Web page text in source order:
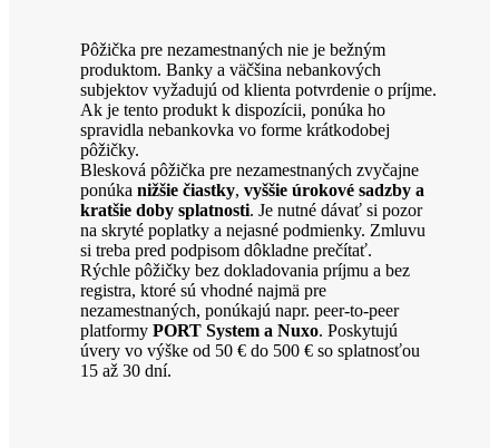
Pôžička pre nezamestnaných nie je bežným
produktom. Banky a väčšina nebankových
subjektov vyžadujú od klienta potvrdenie o príjme.
Ak je tento produkt k dispozícii, ponúka ho
spravidla nebankovka vo forme krátkodobej
pôžičky.
Blesková pôžička pre nezamestnaných zvyčajne
ponúka nižšie čiastky, vyššie úrokové sadzby a
kratšie doby splatnosti. Je nutné dávať si pozor
na skryté poplatky a nejasné podmienky. Zmluvu
si treba pred podpisom dôkladne prečítať.
Rýchle pôžičky bez dokladovania príjmu a bez
registra, ktoré sú vhodné najmä pre
nezamestnaných, ponúkajú napr. peer-to-peer
platformy PORT System a Nuxo. Poskytujú
úvery vo výške od 50 € do 500 € so splatnosťou
15 až 30 dní.